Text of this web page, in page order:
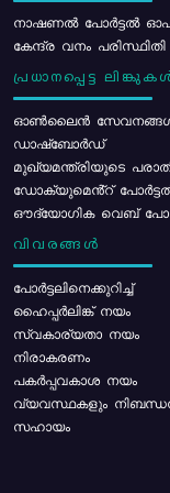
നാഷണൽ പോർട്ടൽ
കേന്ദ്ര വനം
പ്രധാനപ്പെട്ട
ഓൺലൈൻ
ഡാഷ്ബോർഡ്
മുഖ്യമന്ത്രിയുടെ
ഡോക്യുമെൻ്റ്
ഔദ്യോഗിക വെബ്
വിവരങ്ങൾ
പോര്‍ട്ടലിനെക്കുറിച്ച്
ഹൈപ്പർലിങ്ക് നയം
സ്വകാര്യതാ നയം
നിരാകരണം
പകർപ്പവകാശ നയം
വ്യവസ്ഥകളും
സഹായം